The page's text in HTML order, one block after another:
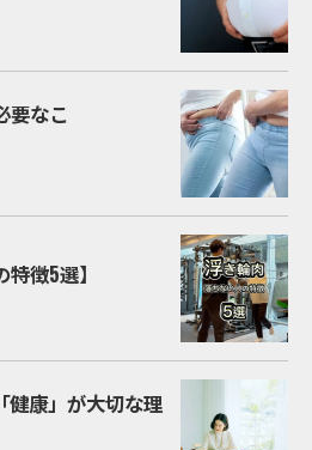
要なこ
徴5選】
健康」が大切な理